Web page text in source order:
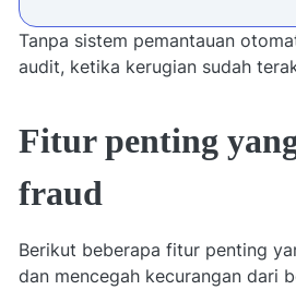
Tanpa sistem pemantauan
audit, ketika kerugian sudah
Fitur penting
fraud
Berikut beberapa fitur penting
dan mencegah kecurangan dari